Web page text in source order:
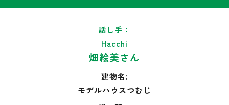
話し手：
Hacchi
畑絵美さん
建物名:
モデルハウスつむじ